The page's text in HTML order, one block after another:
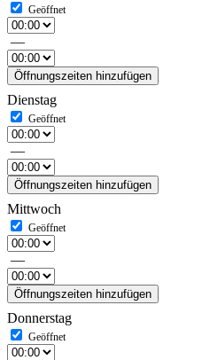
—
Öffnungszeiten hinzufügen
Dienstag
—
Öffnungszeiten hinzufügen
Mittwoch
—
Öffnungszeiten hinzufügen
Donnerstag